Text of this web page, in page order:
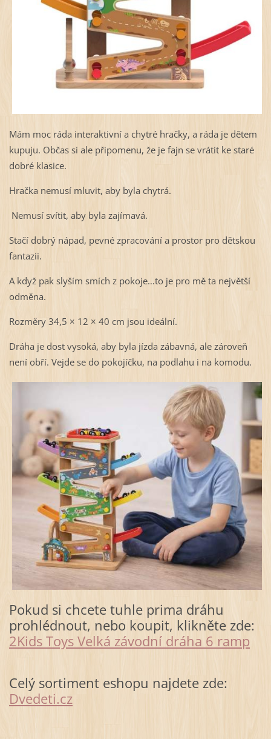
Mám moc ráda interaktivní a chytré hračky, a ráda je dětem
kupuju. Občas si ale připomenu, že je fajn se vrátit ke staré
dobré klasice.
Hračka nemusí mluvit, aby byla chytrá.
Nemusí svítit, aby byla zajímavá.
Stačí dobrý nápad, pevné zpracování a prostor pro dětskou
fantazii.
A když pak slyším smích z pokoje…to je pro mě ta největší
odměna.
Rozměry 34,5 × 12 × 40 cm jsou ideální.
Dráha je dost vysoká, aby byla jízda zábavná, ale zároveň
není obří. Vejde se do pokojíčku, na podlahu i na komodu.
Pokud si chcete tuhle prima dráhu
prohlédnout, nebo koupit, klikněte zde:
2Kids Toys Velká závodní dráha 6 ramp
Celý sortiment eshopu najdete zde:
Dvedeti.cz